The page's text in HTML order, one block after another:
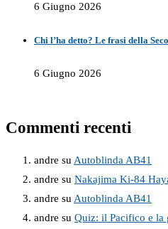
6 Giugno 2026
Chi l’ha detto? Le frasi della
6 Giugno 2026
Commenti recenti
andre su Autoblinda AB41
andre su Nakajima Ki-84
andre su Autoblinda AB41
andre su Quiz: il Pacifico e la